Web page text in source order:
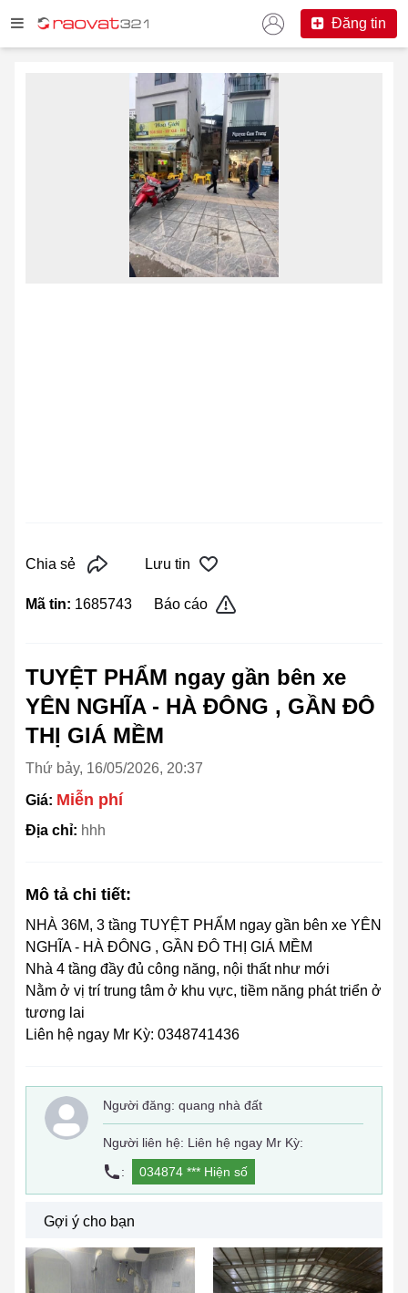
Đăng tin
Chia sẻ Lưu tin
Mã tin: 1685743 Báo cáo
TUYỆT PHẨM ngay gần bên xe
YÊN NGHĨA - HÀ ĐÔNG , GẦN ĐÔ
THỊ GIÁ MỀM
Thứ bảy, 16/05/2026, 20:37
Giá: Miễn phí
Địa chỉ: hhh
Mô tả chi tiết:
NHÀ 36M, 3 tầng TUYỆT PHẨM ngay gần bên xe YÊN
NGHĨA - HÀ ĐÔNG , GẦN ĐÔ THỊ GIÁ MỀM
Nhà 4 tầng đầy đủ công năng, nội thất như mới
Nằm ở vị trí trung tâm ở khu vực, tiềm năng phát triển ở
tương lai
Liên hệ ngay Mr Kỳ: 0348741436
Người đăng: quang nhà đất
Người liên hệ: Liên hệ ngay Mr Kỳ:
:
034874 *** Hiện số
Gợi ý cho bạn